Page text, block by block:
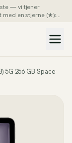
— vi tjener
med en stjerne (★);
5G 256 GB Space